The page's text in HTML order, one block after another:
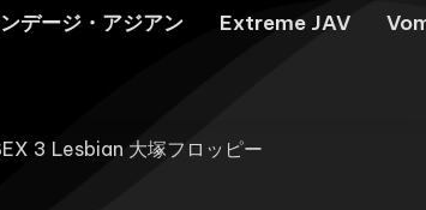
デージ・アジアン
Extreme JAV